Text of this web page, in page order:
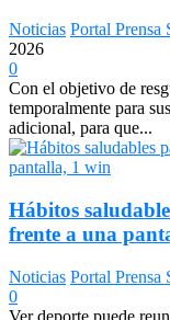
Noticias Portal Prensa
2026
0
Con el objetivo de
temporalmente para
adicional, para que...
Hábitos
frente a una
Noticias Portal Prensa
0
Ver deporte puede